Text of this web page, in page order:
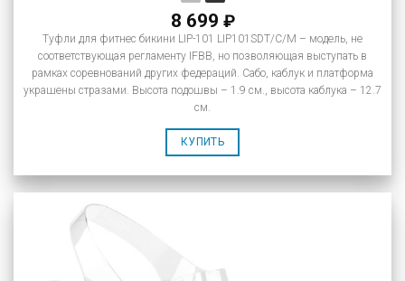
8 699 ₽
Туфли для фитнес бикини LIP-101 LIP101SDT/C/M – модель, не
соответствующая регламенту IFBB, но позволяющая выступать в
рамках соревнований других федераций. Сабо, каблук и платформа
украшены стразами. Высота подошвы – 1.9 см., высота каблука – 12.7
см.
КУПИТЬ